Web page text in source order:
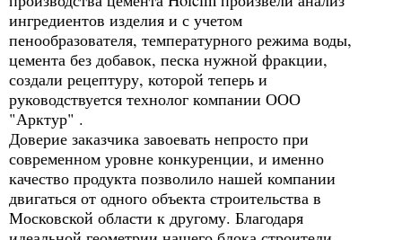
ингредиентов изделия и с учетом
пенообразователя, температурного режима воды,
цемента без добавок, песка нужной фракции,
создали рецептуру, которой теперь и
руководствуется технолог компании ООО
"Арктур" .
Доверие заказчика завоевать непросто при
современном уровне конкуренции, и именно
качество продукта позволило нашей компании
двигаться от одного объекта строительства в
Московской области к другому. Благодаря